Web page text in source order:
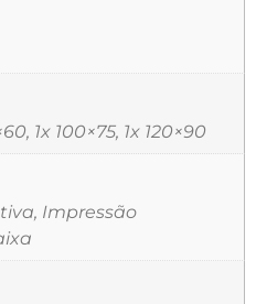
1x 100×75, 1x 120×90
Impressão